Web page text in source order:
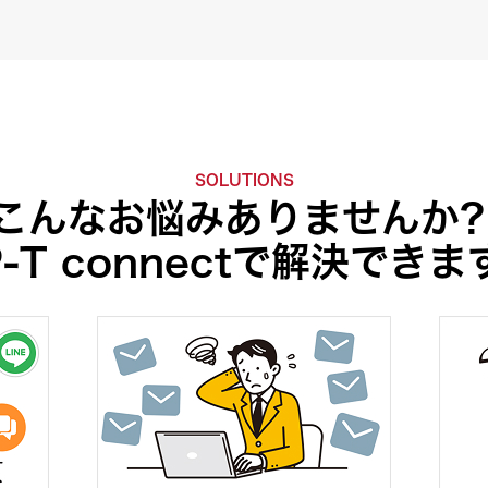
SOLUTIONS
んなお悩みありませんか
T connectで解決できま